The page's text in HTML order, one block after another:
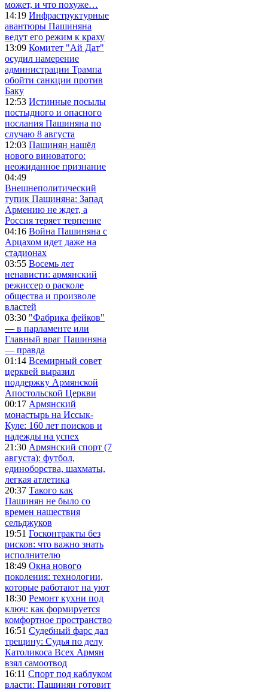
может, и что похуже…
14:19 Инфраструктурные
авантюры Пашиняна
ведут его режим к краху
13:09 Комитет "Ай Дат"
осудил намерение
администрации Трампа
обойти санкции против
Баку
12:53 Истинные посылы
постыдного и опасного
послания Пашиняна по
случаю 8 августа
12:03 Пашинян нашёл
нового виноватого:
неожиданное признание
04:49
Внешнеполитический
тупик Пашиняна: Запад
Армению не ждет, а
Россия теряет терпение
04:16 Война Пашиняна с
Арцахом идет даже на
стадионах
03:55 Восемь лет
ненависти: армянский
режиссер о расколе
общества и произволе
властей
03:30 "Фабрика фейков"
— в парламенте или
Главный враг Пашиняна
— правда
01:14 Всемирный совет
церквей выразил
поддержку Армянской
Апостольской Церкви
00:17 Армянский
монастырь на Иссык-
Куле: 160 лет поисков и
надежды на успех
21:30 Армянский спорт (7
августа): футбол,
единоборства, шахматы,
легкая атлетика
20:37 Такого как
Пашинян не было со
времен нашествия
сельджуков
19:51 Госконтракты без
рисков: что важно знать
исполнителю
18:49 Окна нового
поколения: технологии,
которые работают на уют
18:30 Ремонт кухни под
ключ: как формируется
комфортное пространство
16:51 Судебный фарс дал
трещину: Судья по делу
Католикоса Всех Армян
взял самоотвод
16:11 Спорт под каблуком
власти: Пашинян готовит